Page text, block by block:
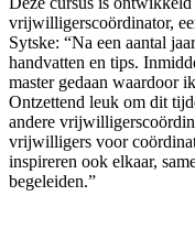
vrijwilligerscoördinator,
Sytske: “Na een aantal
handvatten en tips.
master gedaan waardoor
Ontzettend leuk om dit
andere
vrijwilligers voor
inspireren ook elkaar,
begeleiden.”